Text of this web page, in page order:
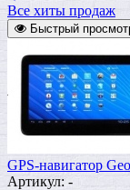
Все хиты продаж
Быстрый
GPS-навигатор
Артикул: -